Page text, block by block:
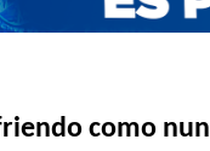
como